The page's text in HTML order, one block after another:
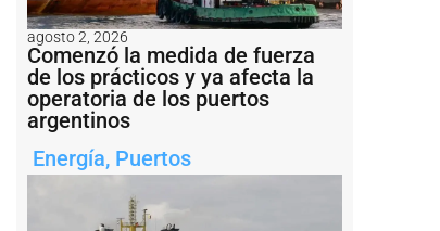
agosto 2, 2026
Comenzó la medida de fuerza
de los prácticos y ya afecta la
operatoria de los puertos
argentinos
Energía, Puertos